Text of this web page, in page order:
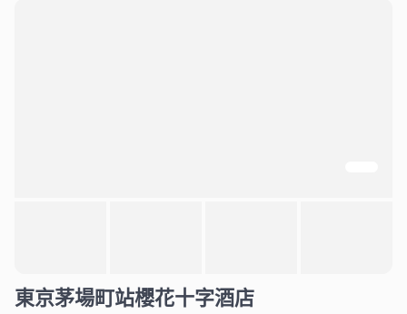
東京茅場町站櫻花十字酒店